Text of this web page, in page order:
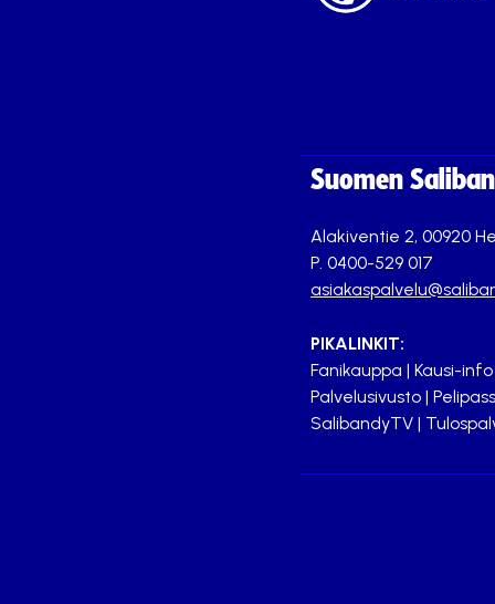
Suomen
Alakiventie 2, 00920
P. 0400-529 017
PIKALINKIT:
Fanikauppa | Kausi-info
Palvelusivusto |
SalibandyTV |